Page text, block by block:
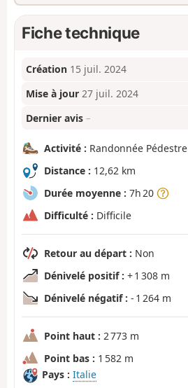
Fiche technique
Création 15 juil. 2024
Mise à jour 27 juil. 2024
Dernier avis –
Activité : Randonnée Pédestre
Distance : 12,62 km
Durée moyenne : 7h 20
Difficulté : Difficile
Retour au départ : Non
Dénivelé positif : + 1 308 m
Dénivelé négatif : - 1 264 m
Point haut : 2 773 m
Point bas : 1 582 m
Pays : Italie